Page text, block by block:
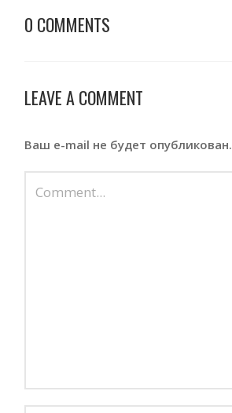
0 COMMENTS
LEAVE A COMMENT
Ваш e-mail не будет опубликован.